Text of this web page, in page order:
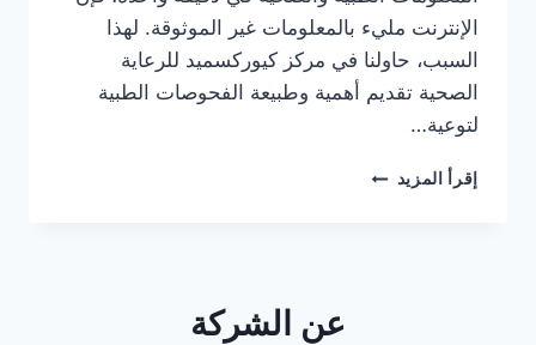
الإنترنت مليء بالمعلومات غير الموثوقة. لهذا
السبب، حاولنا في مركز كيوركسميد للرعاية
الصحية تقديم أهمية وطبيعة الفحوصات الطبية
لتوعية…
إقرأ المزيد معمل
عن الشركة